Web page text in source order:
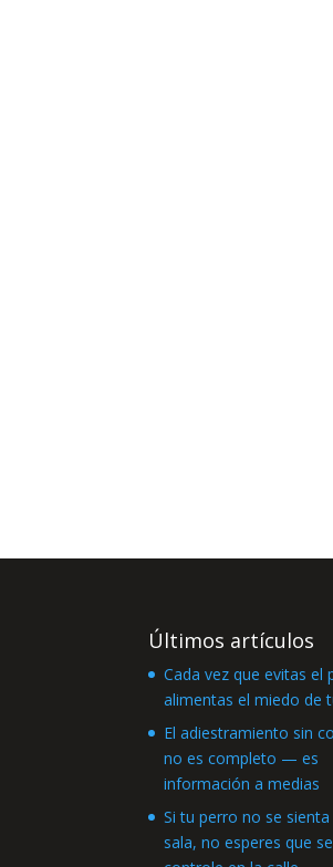
Últimos artículos
Cada vez que evitas el
alimentas el miedo de
El adiestramiento sin
no es completo — es
información a medias
Si tu perro no se
sala, no esperes que se